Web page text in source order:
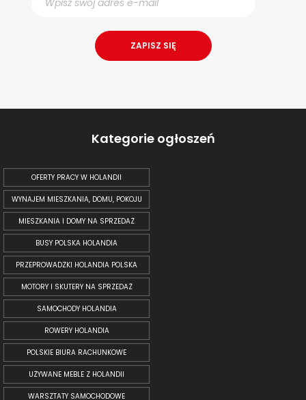
Kategorie ogłoszeń
OFERTY PRACY W HOLANDII
WYNAJEM MIESZKANIA, DOMU, POKOJU
MIESZKANIA I DOMY NA SPRZEDAŻ
BUSY POLSKA HOLANDIA
PRZEPROWADZKI HOLANDIA POLSKA
MOTORY I SKUTERY NA SPRZEDAŻ
SAMOCHODY HOLANDIA
ROWERY HOLANDIA
POLSKIE BIURA RACHUNKOWE
UŻYWANE MEBLE Z HOLANDII
WARSZTATY SAMOCHODOWE